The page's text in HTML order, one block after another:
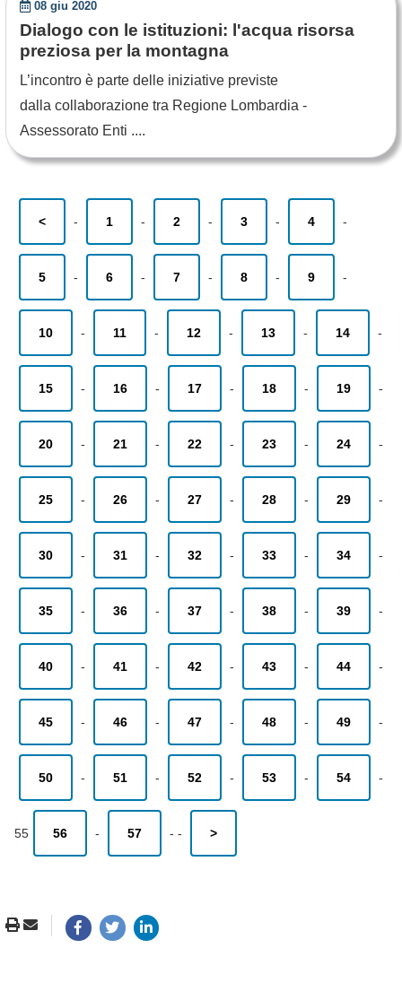
08 giu 2020
Dialogo con le istituzioni: l'acqua risorsa
preziosa per la montagna
L’incontro è parte delle iniziative previste
dalla collaborazione tra Regione Lombardia -
Assessorato Enti ....
< - 1 - 2 - 3 - 4 -
5 - 6 - 7 - 8 - 9 -
10 - 11 - 12 - 13 - 14 -
15 - 16 - 17 - 18 - 19 -
20 - 21 - 22 - 23 - 24 -
25 - 26 - 27 - 28 - 29 -
30 - 31 - 32 - 33 - 34 -
35 - 36 - 37 - 38 - 39 -
40 - 41 - 42 - 43 - 44 -
45 - 46 - 47 - 48 - 49 -
50 - 51 - 52 - 53 - 54 -
55 56 - 57 - - >